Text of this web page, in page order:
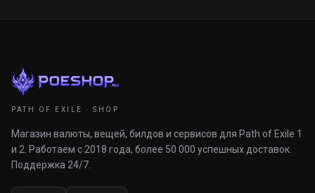
PATH OF EXILE · SHOP
Магазин валюты, вещей, билдов и сервисов для Path of Exile 1
и 2. Работаем с 2018 года, более 50 000 успешных доставок.
Поддержка 24/7.